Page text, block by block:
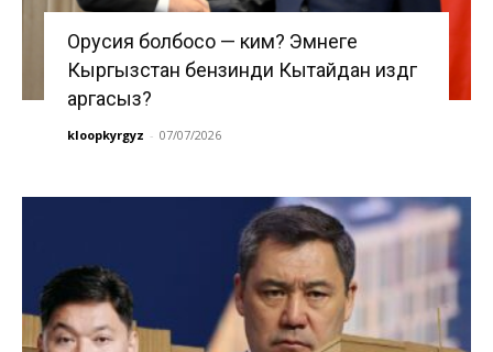
Орусия болбосо — ким? Эмнеге
Кыргызстан бензинди Кытайдан издөөгө
аргасыз?
kloopkyrgyz - 07/07/2026